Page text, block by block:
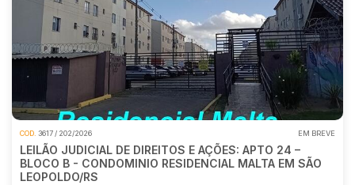
COD. 3617 / 202/2026 EM BREVE
LEILÃO JUDICIAL DE DIREITOS E AÇÕES: APTO 24 –
BLOCO B - CONDOMINIO RESIDENCIAL MALTA EM SÃO
LEOPOLDO/RS